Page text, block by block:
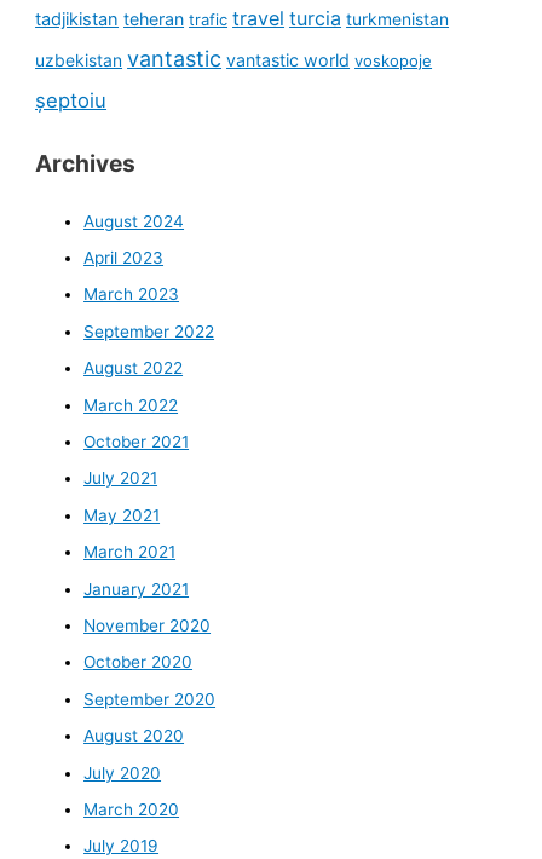
tadjikistan teheran trafic travel turcia turkmenistan
uzbekistan vantastic vantastic world voskopoje
șeptoiu
Archives
August 2024
April 2023
March 2023
September 2022
August 2022
March 2022
October 2021
July 2021
May 2021
March 2021
January 2021
November 2020
October 2020
September 2020
August 2020
July 2020
March 2020
July 2019